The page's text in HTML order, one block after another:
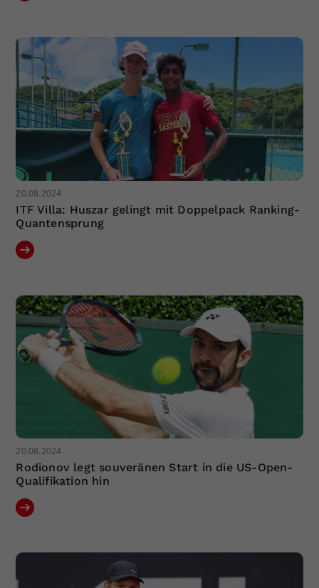
20.08.2024
ITF Villa: Huszar gelingt mit Doppelpack Ranking-
Quantensprung
20.08.2024
Rodionov legt souveränen Start in die US-Open-
Qualifikation hin